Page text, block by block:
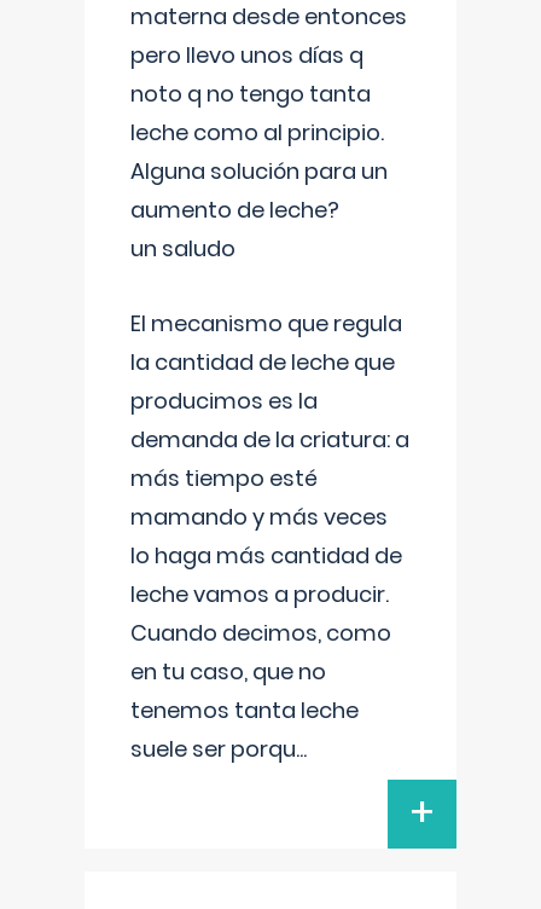
materna desde entonces
pero llevo unos días q
noto q no tengo tanta
leche como al principio.
Alguna solución para un
aumento de leche?
un saludo
El mecanismo que regula
la cantidad de leche que
producimos es la
demanda de la criatura: a
más tiempo esté
mamando y más veces
lo haga más cantidad de
leche vamos a producir.
Cuando decimos, como
en tu caso, que no
tenemos tanta leche
suele ser porqu...
+